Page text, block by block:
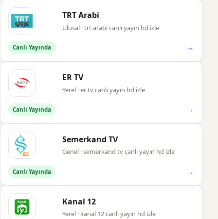
TRT Arabi
Ulusal · trt arabi canlı yayın hd izle
Canlı Yayında →
ER TV
Yerel · er tv canlı yayın hd izle
Canlı Yayında →
Semerkand TV
Genel · semerkand tv canlı yayın hd izle
Canlı Yayında →
Kanal 12
Yerel · kanal 12 canlı yayın hd izle